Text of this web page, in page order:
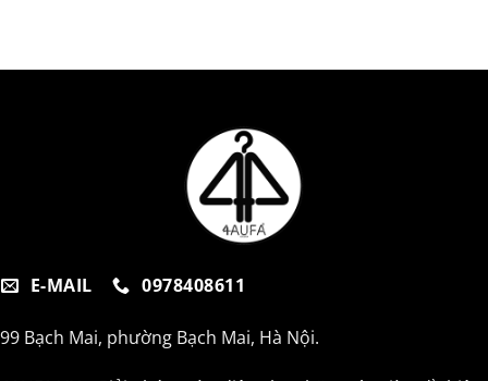
E-MAIL 0978408611
99 Bạch Mai, phường Bạch Mai, Hà Nội.